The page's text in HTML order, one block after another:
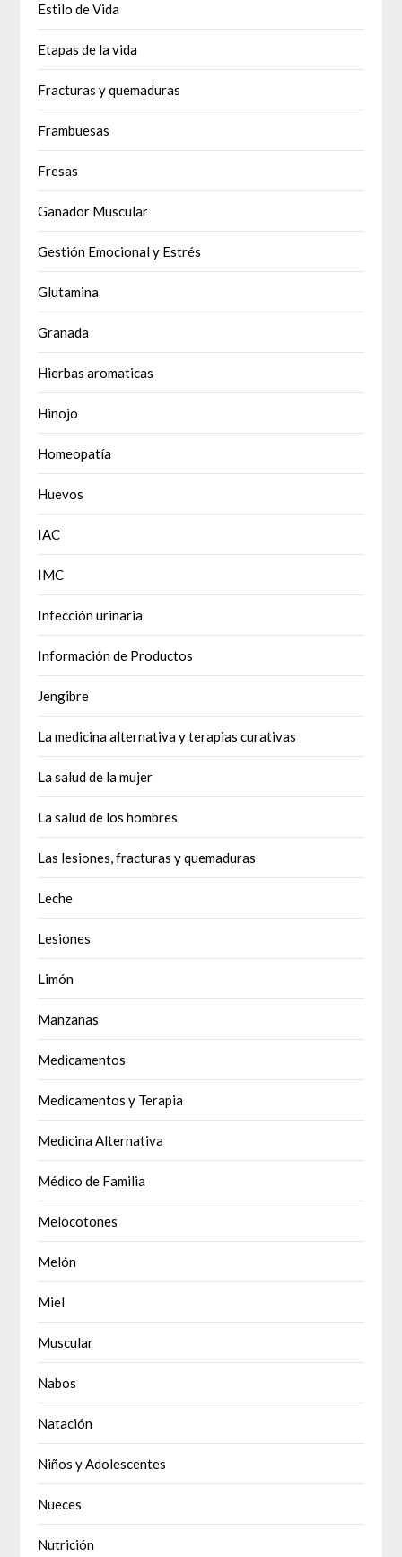
Estilo de Vida
Etapas de la vida
Fracturas y quemaduras
Frambuesas
Fresas
Ganador Muscular
Gestión Emocional y Estrés
Glutamina
Granada
Hierbas aromaticas
Hinojo
Homeopatía
Huevos
IAC
IMC
Infección urinaria
Información de Productos
Jengibre
La medicina alternativa y terapias curativas
La salud de la mujer
La salud de los hombres
Las lesiones, fracturas y quemaduras
Leche
Lesiones
Limón
Manzanas
Medicamentos
Medicamentos y Terapia
Medicina Alternativa
Médico de Familia
Melocotones
Melón
Miel
Muscular
Nabos
Natación
Niños y Adolescentes
Nueces
Nutrición